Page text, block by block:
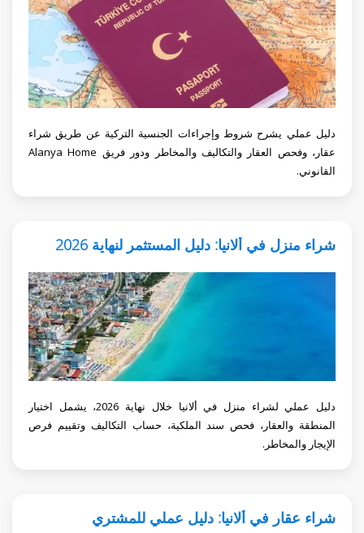
دليل عملي يشرح شروط وإجراءات الجنسية التركية عن طريق شراء
عقار، وفحص العقار والتكاليف والمخاطر ودور فريق Alanya Home
القانوني.
شراء منزل في ألانيا: دليل المستثمر لنهاية 2026
دليل عملي لشراء منزل في ألانيا خلال نهاية 2026، يشمل اختيار
المنطقة والعقار، فحص سند الملكية، حساب التكاليف وتقييم فرص
الإيجار والمخاطر.
شراء عقار في ألانيا: دليل عملي للمشتري